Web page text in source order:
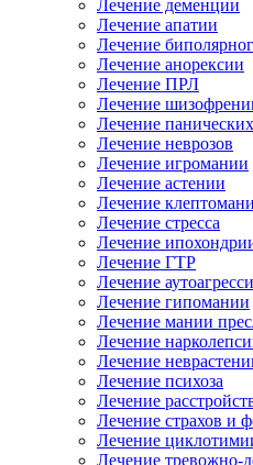
Лечение деменции
Лечение апатии
Лечение
Лечение анорексии
Лечение ПРЛ
Лечение
Лечение
Лечение неврозов
Лечение игромании
Лечение астении
Лечение
Лечение стресса
Лечение
Лечение ГТР
Лечение
Лечение гипомании
Лечение мании
Лечение
Лечение
Лечение психоза
Лечение
Лечение страхов и
Лечение
Лечение тревожно-